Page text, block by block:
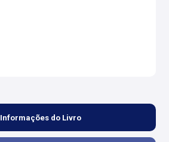
Informações do Livro